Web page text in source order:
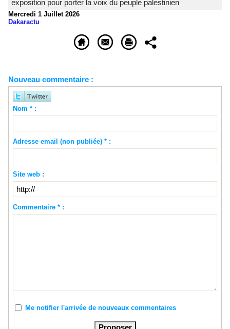
exposition pour porter la voix du peuple palestinien
Mercredi 1 Juillet 2026
Dakaractu
Nouveau commentaire :
Nom * :
Adresse email (non publiée) * :
Site web :
Commentaire * :
Me notifier l'arrivée de nouveaux commentaires